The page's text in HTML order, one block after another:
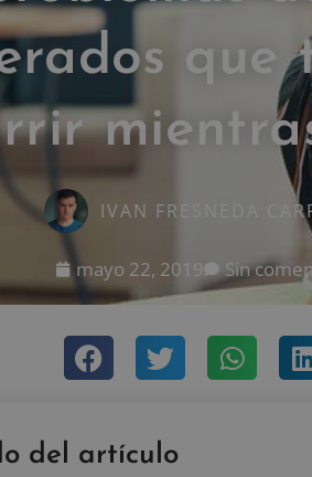
que
IVAN FRESNEDA
mayo 22, 2019 Sin
del artículo